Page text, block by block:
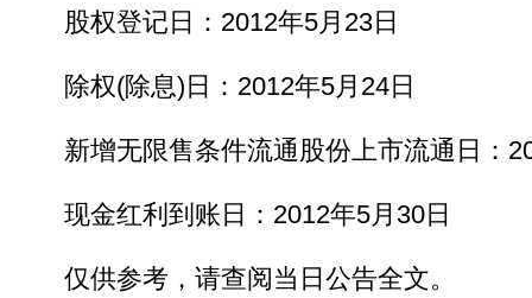
股权登记日：2012年5月23日
除权(除息)日：2012年5月24日
新增无限售条件流通股份上市流通日：
现金红利到账日：2012年5月30日
仅供参考，请查阅当日公告全文。